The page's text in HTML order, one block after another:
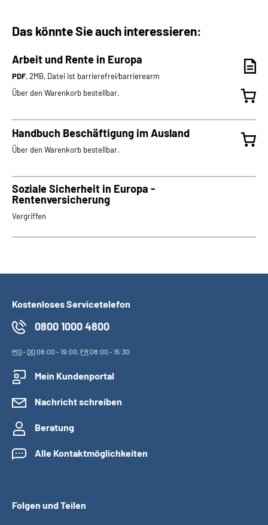
Das könnte Sie auch interessieren:
Arbeit und Rente in Europa
PDF, 2MB, Datei ist barrierefrei⁄barrierearm
Über den Warenkorb bestellbar.
Handbuch Beschäftigung im Ausland
Über den Warenkorb bestellbar.
Soziale Sicherheit in Europa -
Rentenversicherung
Vergriffen
Kostenloses Servicetelefon
0800 1000 4800
MO- DO08:00 - 19:00, FR08:00 - 15:30
Mein Kundenportal
Nachricht schreiben
Beratung
Alle Kontaktmöglichkeiten
Folgen und Teilen